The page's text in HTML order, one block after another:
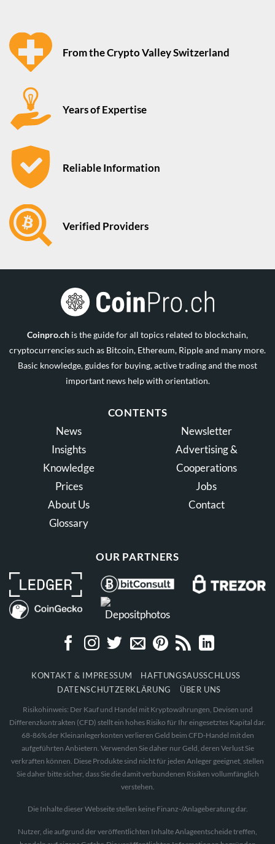
From the Crypto Valley Switzerland
Years of Expertise
Reliable Information
Verified Providers
Coinpro.ch is the guide for all topics related to blockchain,
cryptocurrencies such as Bitcoin, Ethereum, Ripple and many more.
Basic knowledge, guides for buying, active trading and the most
important news help with orientation.
CONTENTS
News
Insights
Knowledge
Prices
About Us
Glossary
Newsletter
Advertising &
Cooperations
Jobs
Contact
OUR PARTNERS
KONTAKT & IMPRESSUM
HAFTUNGSAUSSCHLUSS
DATENSCHUTZERKLÄRUNG
ÜBER UNS
Risikohinweis: Der Kauf und Handel mit Kryptowährungen, Devisen und
Differenzkontrakten (CFD) stellt ein hohes Risiko für Ihr eingesetztes Kapital dar.
68-86% der Kleinanlegerkonten verlieren Geld beim CFD-Handel mit den
aufgeführten Anbietern. Verwenden Sie daher nur Geld, deren Verlust Sie
verkraften können. Diese Produkte sind nicht für jeden Anleger geeignet, stellen
Sie daher bitte sicher, dass Sie die damit verbundenen Risiken vollumfänglich
verstehen.
Die Inhalte dieser Webseite stellen keine Finanz-/Anlageberatung dar.
Nutzer, die aufgrund der veröffentlichten Inhalte Anlageentscheide treffen,